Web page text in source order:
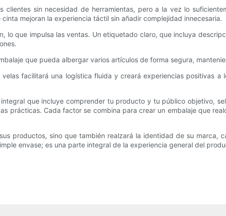
sin necesidad de herramientas, pero a la vez lo
mejoran la experiencia táctil sin añadir complejidad innecesaria.
que impulsa las ventas. Un etiquetado claro, que incluya
que pueda albergar varios artículos de forma segura,
facilitará una logística fluida y creará experiencias positivas
que incluye comprender tu producto y tu público objetivo,
prácticas. Cada factor se combina para crear un embalaje que
productos, sino que también realzará la identidad de su marca,
envase; es una parte integral de la experiencia general del